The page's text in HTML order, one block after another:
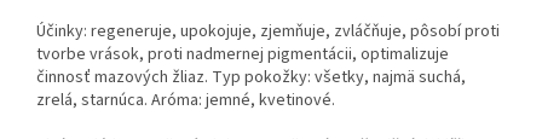
Účinky: regeneruje, upokojuje, zjemňuje, zvláčňuje, pôsobí proti
tvorbe vrások, proti nadmernej pigmentácii, optimalizuje
činnosť mazových žliaz. Typ pokožky: všetky, najmä suchá,
zrelá, starnúca. Aróma: jemné, kvetinové.